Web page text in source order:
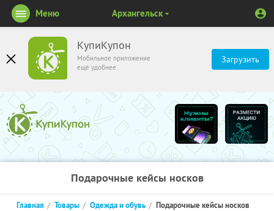
КупиКупон
Мобильное приложение
ещё удобнее
Загрузить
Меню Архангельск
Подарочные кейсы носков
Главная Товары Одежда и обувь Подарочные кейсы носков